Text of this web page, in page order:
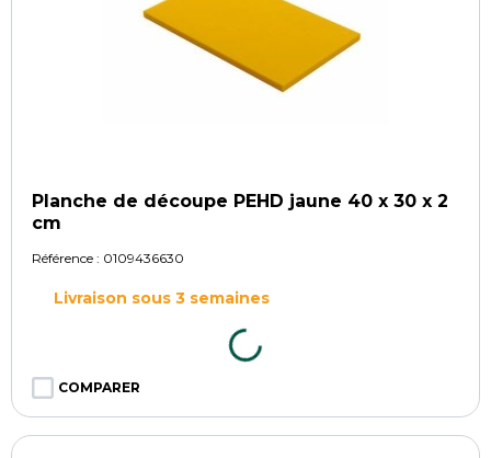
Planche de découpe PEHD jaune 40 x 30 x 2
cm
Référence : 0109436630
Livraison sous 3 semaines
COMPARER